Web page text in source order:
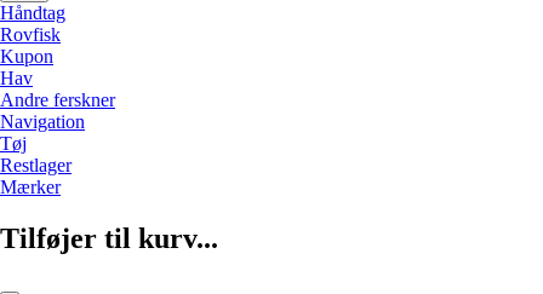
Håndtag
Rovfisk
Kupon
Hav
Andre ferskner
Navigation
Tøj
Restlager
Mærker
Tilføjer til kurv...